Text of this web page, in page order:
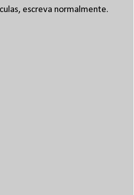
escreva normalmente.